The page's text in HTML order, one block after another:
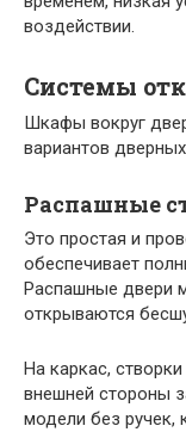
воздействии.
Системы
Шкафы вокруг
вариантов
Распашные
Это простая и
обеспечивает
Распашные двери
открываются
На каркас,
внешней стороны
модели без ручек,